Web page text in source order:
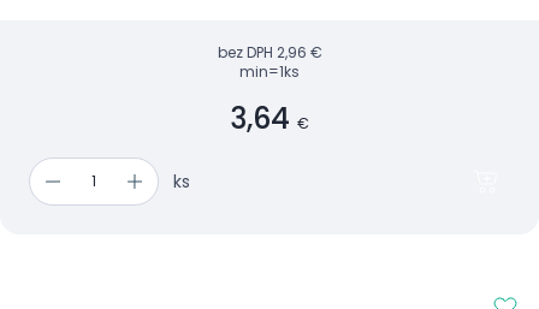
bez DPH 2,96 €
min=1ks
3,64 €
ks